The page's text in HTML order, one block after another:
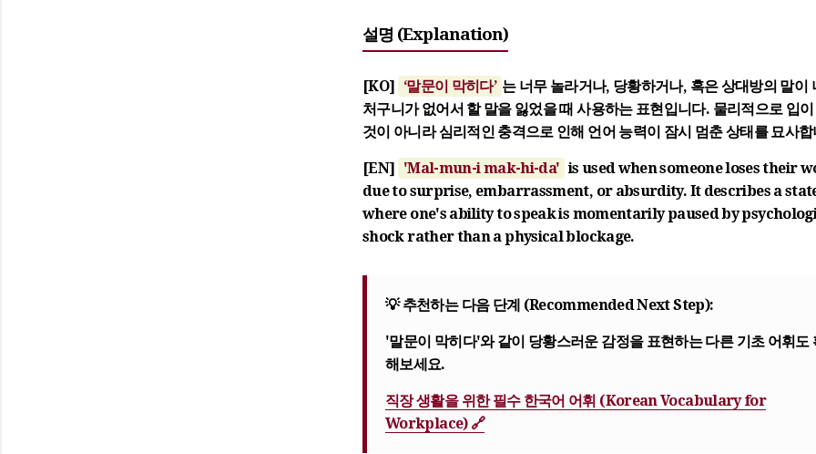
설명 (Explanation)
[KO] ‘말문이 막히다’ 는 너무 놀라거나, 당황하거나, 혹은 상대방의 말이
처구니가 없어서 할 말을 잃었을 때 사용하는 표현입니다. 물리적으로 입이
것이 아니라 심리적인 충격으로 인해 언어 능력이 잠시 멈춘 상태를 묘사
[EN] 'Mal-mun-i mak-hi-da' is used when someone loses their
due to surprise, embarrassment, or absurdity. It describes a
where one's ability to speak is momentarily paused by
shock rather than a physical blockage.
💡 추천하는 다음 단계 (Recommended Next Step):
'말문이 막히다'와 같이 당황스러운 감정을 표현하는 다른 기초 어휘도
해보세요.
직장 생활을 위한 필수 한국어 어휘 (Korean Vocabulary for
Workplace) 🔗